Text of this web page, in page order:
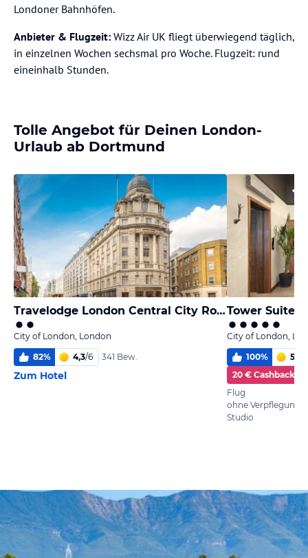
Londoner Bahnhöfen.
Anbieter & Flugzeit: Wizz Air UK fliegt überwiegend täglich,
in einzelnen Wochen sechsmal pro Woche. Flugzeit: rund
eineinhalb Stunden.
Tolle Angebot für Deinen London-
Urlaub ab Dortmund
Travelodge London Central City Road
City of London, London
82% 4,3/6 341 Bew.
Zum Hotel
Tower Suites
City of London,
100% 5,5
20 € Cashback
Flug
ohne Verpflegung
Studio